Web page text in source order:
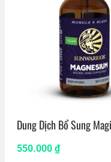
Dung Dịch Bổ Sung
550.000 ₫